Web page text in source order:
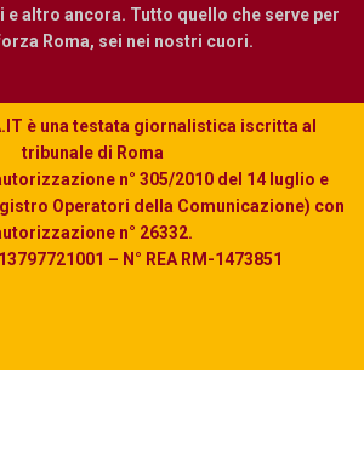
altro ancora. Tutto quello che serve per
Roma, sei nei nostri cuori.
è una testata giornalistica iscritta al
tribunale di Roma
n° 305/2010 del 14 luglio e
Operatori della Comunicazione) con
n° 26332.
– N° REA RM-1473851